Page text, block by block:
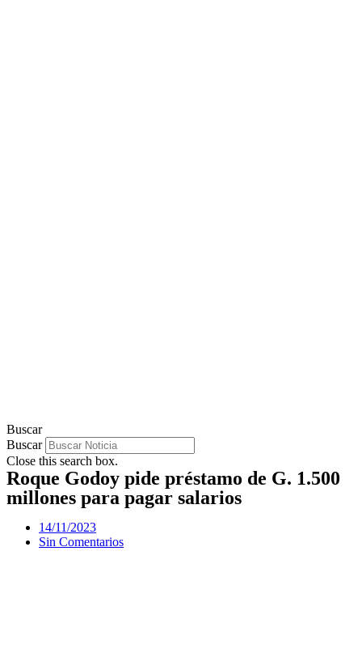
Buscar
Buscar
Close this search box.
Roque Godoy pide préstamo de G. 1.500
millones para pagar salarios
14/11/2023
Sin Comentarios